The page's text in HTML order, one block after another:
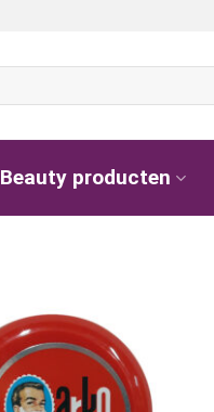
Beauty producten